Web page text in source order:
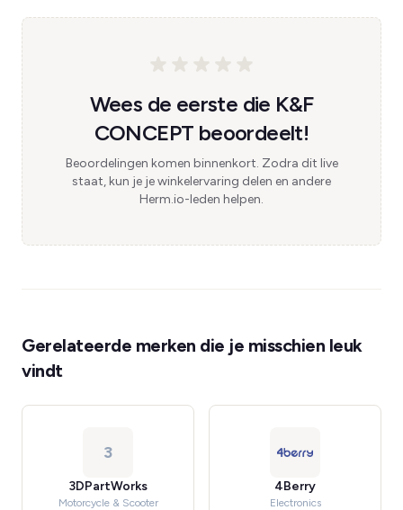
Wees de eerste die K&F
CONCEPT beoordeelt!
Beoordelingen komen binnenkort. Zodra dit live
staat, kun je je winkelervaring delen en andere
Herm.io-leden helpen.
Gerelateerde merken die je misschien leuk
vindt
3
3DPartWorks
Motorcycle & Scooter
4Berry
Electronics